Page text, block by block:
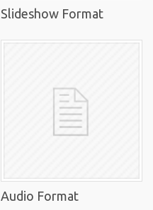
Slideshow Format
Audio Format